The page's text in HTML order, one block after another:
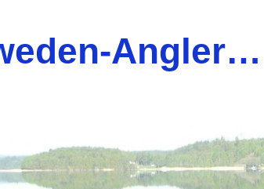
Angler…